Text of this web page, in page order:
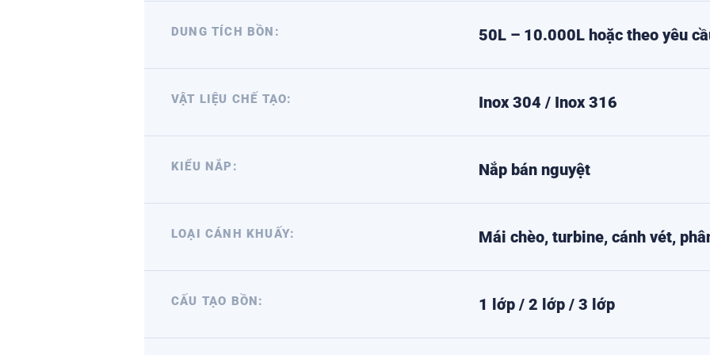
DUNG TÍCH BỒN: 50L – 10.000L hoặc theo yêu
VẬT LIỆU CHẾ TẠO: Inox 304 / Inox 316
KIỂU NẮP: Nắp bán nguyệt
LOẠI CÁNH KHUẤY: Mái chèo, turbine, cánh vét,
CẤU TẠO BỒN: 1 lớp / 2 lớp / 3 lớp